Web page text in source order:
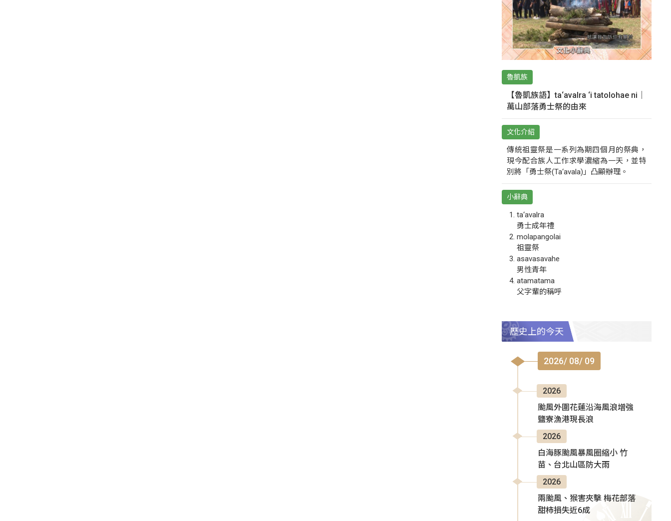
魯凱族
【魯凱族語】ta‘avalra ‘i tatolohae ni｜
萬山部落勇士祭的由來
文化介紹
傳統祖靈祭是一系列為期四個月的祭典，
現今配合族人工作求學濃縮為一天，並特
別將「勇士祭(Ta‘avala)」凸顯辦理。
小辭典
ta‘avalra
勇士成年禮
molapangolai
祖靈祭
asavasavahe
男性青年
atamatama
父字輩的稱呼
歷史上的今天
2026/ 08/ 09
2026
颱風外圍花蓮沿海風浪增強
鹽寮漁港現長浪
2026
白海豚颱風暴風圈縮小 竹
苗、台北山區防大雨
2026
兩颱風、猴害夾擊 梅花部落
甜柿損失近6成